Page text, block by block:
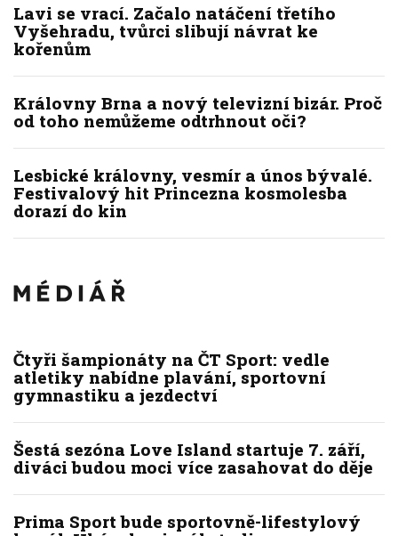
Lavi se vrací. Začalo natáčení třetího
Vyšehradu, tvůrci slibují návrat ke
kořenům
Královny Brna a nový televizní bizár. Proč
od toho nemůžeme odtrhnout oči?
Lesbické královny, vesmír a únos bývalé.
Festivalový hit Princezna kosmolesba
dorazí do kin
Čtyři šampionáty na ČT Sport: vedle
atletiky nabídne plavání, sportovní
gymnastiku a jezdectví
Šestá sezóna Love Island startuje 7. září,
diváci budou moci více zasahovat do děje
Prima Sport bude sportovně-lifestylový